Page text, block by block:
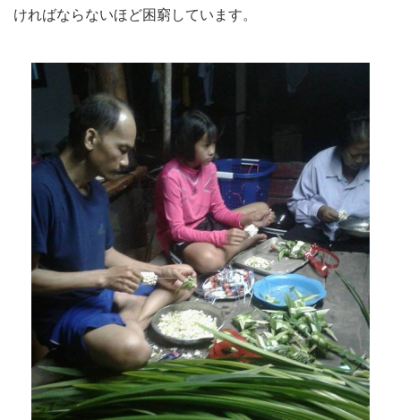
ければならないほど困窮しています。